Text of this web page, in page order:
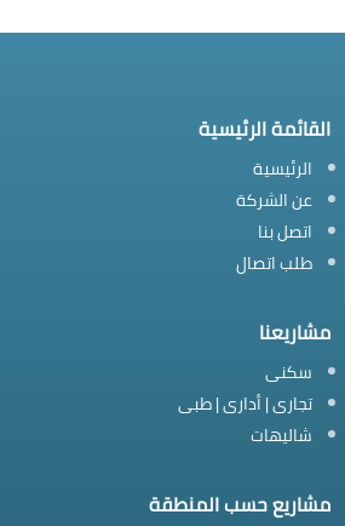
القائمة الرئيسية
الرئيسية
عن الشركة
اتصل بنا
طلب اتصال
مشاريعنا
سكنى
تجارى | أدارى | طبى
شاليهات
مشاريع حسب المنطقة